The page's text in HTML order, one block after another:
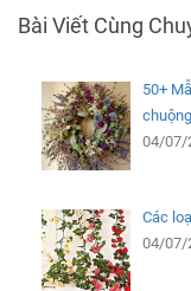
Bài Viết Cùng
50+
04/07/
Các
04/07/